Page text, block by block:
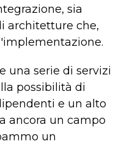
sia
architetture che,
una serie di servizi
possibilità di
e un alto
ancora un campo
un